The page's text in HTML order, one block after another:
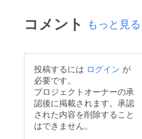
コメント もっと見る
投稿するには ログイン が
必要です。
プロジェクトオーナーの承
認後に掲載されます。承認
された内容を削除すること
はできません。